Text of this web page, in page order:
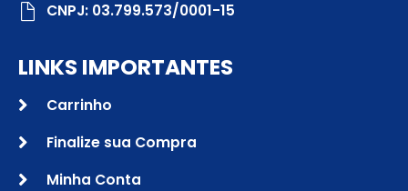
CNPJ: 03.799.573/0001-15
LINKS IMPORTANTES
Carrinho
Finalize sua Compra
Minha Conta